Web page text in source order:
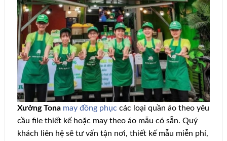
Xưởng Tona may đồng phục các loại quần áo theo yêu
cầu file thiết kế hoặc may theo áo mẫu có sẵn. Quý
khách liên hệ sẽ tư vấn tận nơi, thiết kế mẫu miễn phí,